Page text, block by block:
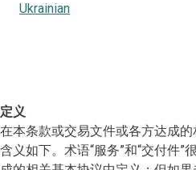
Ukrainian
定义
在本条款或交易文件或各方达成
含义如下。术语“服务”和“交付件”